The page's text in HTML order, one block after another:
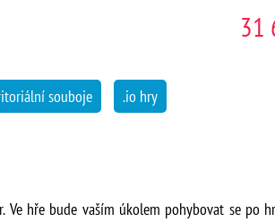
31
souboje .io hry
hře bude vaším úkolem pohybovat se po